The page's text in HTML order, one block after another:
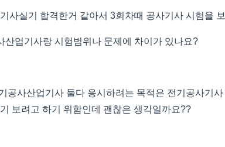
사실기 합격한거 같아서 3회차때 공사기사 시험을
산업기사랑 시험범위나 문제에 차이가 있나요?
공사산업기사 둘다 응시하려는 목적은 전기공사기
보려고 하기 위함인데 괜찮은 생각일까요??